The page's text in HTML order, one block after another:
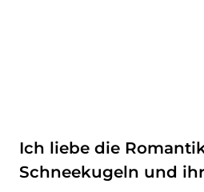
Ich liebe die
Schneekugeln und